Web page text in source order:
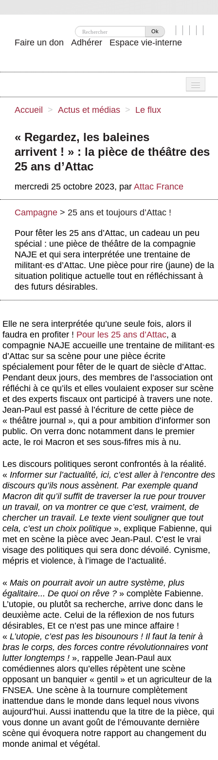
Ok
Faire un don Adhérer Espace vie-interne
Nos idées
Se mobiliser
Publications
Boutique
Accueil > Actus et médias > Le flux
« Regardez, les baleines
arrivent ! » : la pièce de théâtre des
25 ans d’Attac
mercredi 25 octobre 2023, par Attac France
Campagne > 25 ans et toujours d’Attac !
Pour fêter les 25 ans d’Attac, un cadeau un peu
spécial : une pièce de théâtre de la compagnie
NAJE et qui sera interprétée une trentaine de
militant·es d’Attac. Une pièce pour rire (jaune) de la
situation politique actuelle tout en réfléchissant à
des futurs désirables.
Elle ne sera interprétée qu’une seule fois, alors il
faudra en profiter ! Pour les 25 ans d’Attac, a
compagnie NAJE accueille une trentaine de militant·es
d’Attac sur sa scène pour une pièce écrite
spécialement pour fêter de le quart de siècle d’Attac.
Pendant deux jours, des membres de l’association ont
réfléchi à ce qu’ils et elles voulaient exposer sur scène
et des experts fiscaux ont participé à travers une note.
Jean-Paul est passé à l’écriture de cette pièce de
« théâtre journal », qui a pour ambition d’informer son
public. On verra donc notamment dans le premier
acte, le roi Macron et ses sous-fifres mis à nu.
Les discours politiques seront confrontés à la réalité.
« Informer sur l’actualité, ici, c’est aller à l’encontre des
discours qu’ils nous assènent. Par exemple quand
Macron dit qu’il suffit de traverser la rue pour trouver
un travail, on va montrer ce que c’est, vraiment, de
chercher un travail. Le texte vient souligner que tout
cela, c’est un choix politique », explique Fabienne, qui
met en scène la pièce avec Jean-Paul. C’est le vrai
visage des politiques qui sera donc dévoilé. Cynisme,
mépris et violence, à l’image de l’actualité.
« Mais on pourrait avoir un autre système, plus
égalitaire... De quoi on rêve ? » complète Fabienne.
L’utopie, ou plutôt sa recherche, arrive donc dans le
deuxième acte. Celui de la réflexion de nos futurs
désirables, Et ce n’est pas une mince affaire !
« L’utopie, c’est pas les bisounours ! Il faut la tenir à
bras le corps, des forces contre révolutionnaires vont
lutter longtemps ! », rappelle Jean-Paul aux
comédiennes alors qu’elles répètent une scène
opposant un banquier « gentil » et un agriculteur de la
FNSEA. Une scène à la tournure complètement
inattendue dans le monde dans lequel nous vivons
aujourd’hui. Aussi inattendu que la titre de la pièce, qui
vous donne un avant goût de l’émouvante dernière
scène qui évoquera notre rapport au changement du
monde animal et végétal.